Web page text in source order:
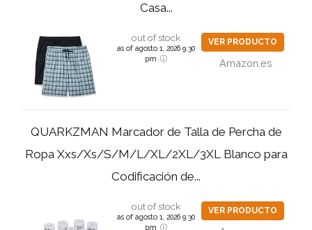
Casa...
out of stock
as of agosto 1, 2026 9:30
pm
VER PRODUCTO
Amazon.es
QUARKZMAN Marcador de Talla de Percha de
Ropa Xxs/Xs/S/M/L/XL/2XL/3XL Blanco para
Codificación de...
out of stock
as of agosto 1, 2026 9:30
pm
VER PRODUCTO